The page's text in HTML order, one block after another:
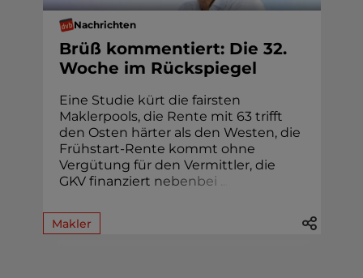
Nachrichten
Brüß kommentiert: Die 32.
Woche im Rückspiegel
Eine Studie kürt die fairsten
Maklerpools, die Rente mit 63 trifft
den Osten härter als den Westen, die
Frühstart-Rente kommt ohne
Vergütung für den Vermittler, die
GKV finanziert nebenbei
Makler